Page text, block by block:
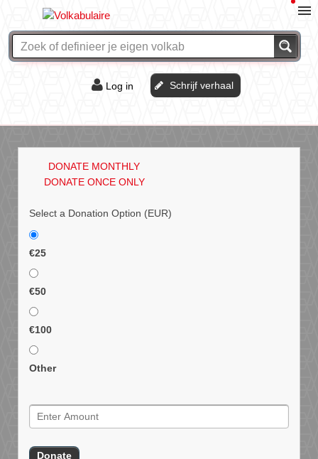
Log in Schrijf verhaal
DONATE MONTHLY
DONATE ONCE ONLY
Select a Donation Option (EUR)
€25
€50
€100
Other